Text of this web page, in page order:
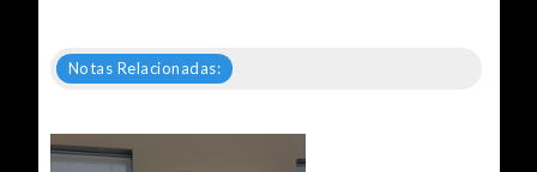
Notas Relacionadas: